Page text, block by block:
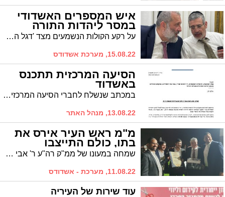
איש המספרים האשדודי
במסר ליהדות התורה
על רקע הקולות הנשמעים מצד 'דגל התורה' לריצה נפרדת, משגר הבכיר הש"סי מאשדוד מסר לחבריו מ'יהדות התורה'. "ריצה נפרדת תוריד לפחות שלושה מנדטים לטמיון, דבר שיכול לחסל את גוש הימין"
15.08.22, מערכת אשדודס
הסיעה המרכזית תתכנס
באשדוד
במכתב שנשלח לחברי הסיעה המרכזית שעליו חתומים הרב וינגרטן והיו"ר החדש הרב גולדקנופף מוזמנת הנהלת הסיעה לקיים את הכינוס באשדוד
13.08.22, מנהל האתר
מ"מ ראש העיר אירס את
בתו, כולם התייצבו
שמחה במעונו של ממ"ק רה"ע ר' אבי אמסלם והעסקונה הבכירה בעיר התייצבה לברך. בין הנוכחים: חברי מועצת מש"ס ומאגודת ישראל, יו"ר המועצה הדתית הרב עובדיה דהן, חה"כ הרב ינון אזולאי, רבנים ועסקנים מקומיים
11.08.22, מערכת - אשדודס
עוד שירות של העיריה